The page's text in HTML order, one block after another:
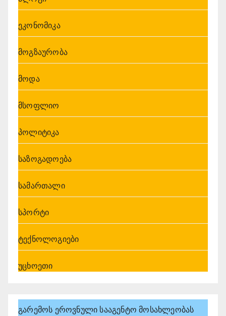
ეკონომიკა
მოგზაურობა
მოდა
მსოფლიო
პოლიტიკა
საზოგადოება
სამართალი
სპორტი
ტექნოლოგიები
უცხოეთი
გარემოს ეროვნული სააგენტო მოსახლეობას